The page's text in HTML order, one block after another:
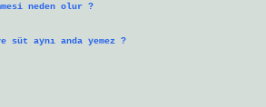
neden olur ?
süt aynı anda yemez ?